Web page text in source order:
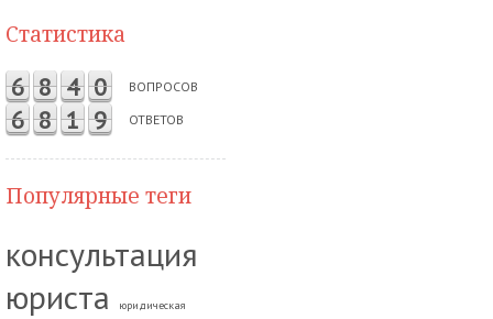
Статистика
6 8 4 0 ВОПРОСОВ
6 8 1 9 ОТВЕТОВ
Популярные теги
консультация
юриста
юридическая